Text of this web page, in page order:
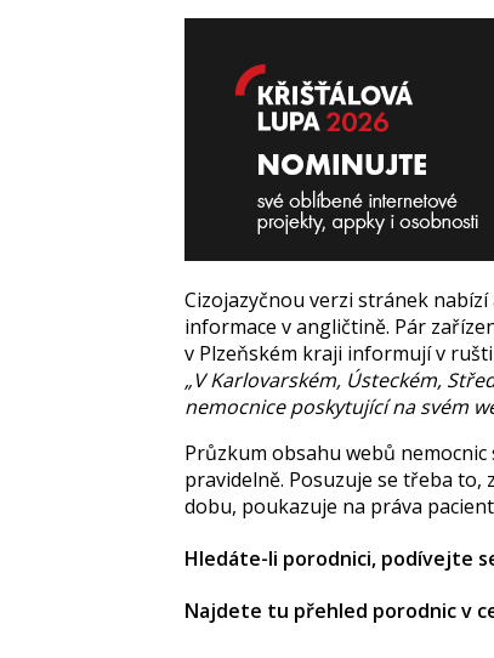
Cizojazyčnou verzi stránek
informace v angličtině. Pár
v Plzeňském kraji informují v
„V Karlovarském, Ústeckém,
nemocnice poskytující na svém
Průzkum obsahu webů
pravidelně. Posuzuje se třeba to,
dobu, poukazuje na práva
Hledáte-li porodnici, podívejte
Najdete tu přehled porodnic v